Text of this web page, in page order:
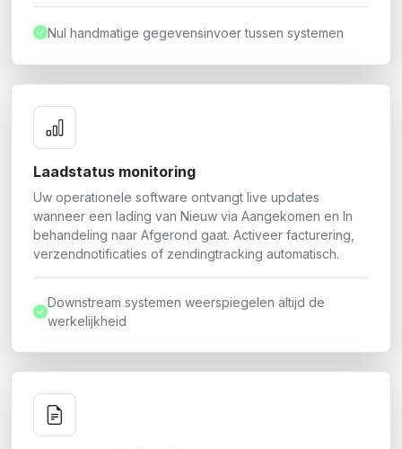
Nul handmatige gegevensinvoer tussen systemen
Laadstatus monitoring
Uw operationele software ontvangt live updates
wanneer een lading van Nieuw via Aangekomen en In
behandeling naar Afgerond gaat. Activeer facturering,
verzendnotificaties of zendingtracking automatisch.
Downstream systemen weerspiegelen altijd de
werkelijkheid